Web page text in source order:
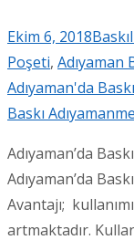
Ekim 6, 2018
Poşeti, Adıyaman
Adıyaman'da
Baskı Adıyaman
Adıyaman’da
Adıyaman’da
Avantajı;
artmaktadır.